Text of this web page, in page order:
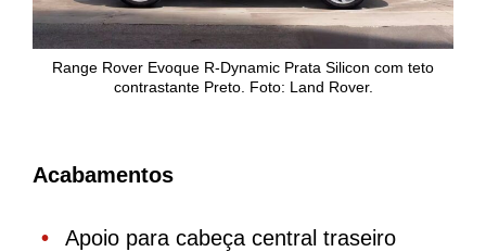
Range Rover Evoque R-Dynamic Prata Silicon com teto
contrastante Preto. Foto: Land Rover.
Acabamentos
Apoio para cabeça central traseiro